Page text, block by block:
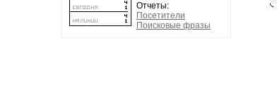
Отчеты:
Посетители
Поисковые фразы